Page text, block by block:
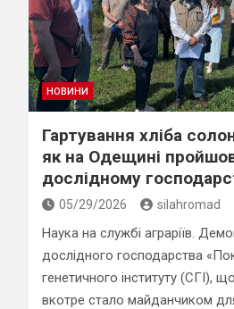
НОВИНИ
Гартування хліба
як на Одещині
дослідному
05/29/2026 silahromad
Наука на службі аграріїв.
дослідного господарства
генетичного інституту (СГІ),
вкотре стало майданчиком